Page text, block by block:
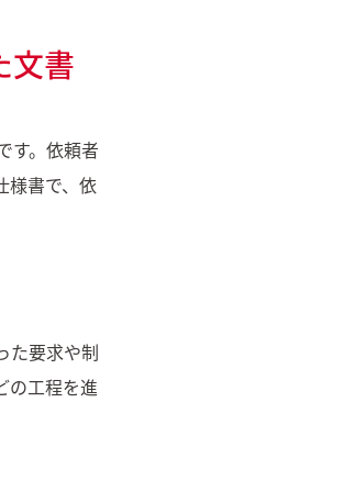
文書
す。依頼者
様書で、依
た要求や制
の工程を進